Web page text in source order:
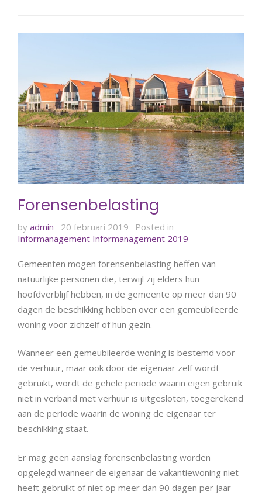
Forensenbelasting
by admin 20 februari 2019
Posted in
Informanagement Informanagement 2019
Gemeenten mogen forensenbelasting heffen van
natuurlijke personen die, terwijl zij elders hun
hoofdverblijf hebben, in de gemeente op meer dan 90
dagen de beschikking hebben over een gemeubileerde
woning voor zichzelf of hun gezin.
Wanneer een gemeubileerde woning is bestemd voor
de verhuur, maar ook door de eigenaar zelf wordt
gebruikt, wordt de gehele periode waarin eigen gebruik
niet in verband met verhuur is uitgesloten, toegerekend
aan de periode waarin de woning de eigenaar ter
beschikking staat.
Er mag geen aanslag forensenbelasting worden
opgelegd wanneer de eigenaar de vakantiewoning niet
heeft gebruikt of niet op meer dan 90 dagen per jaar